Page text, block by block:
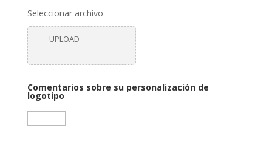
Seleccionar archivo
UPLOAD
Comentarios sobre su personalización de
logotipo